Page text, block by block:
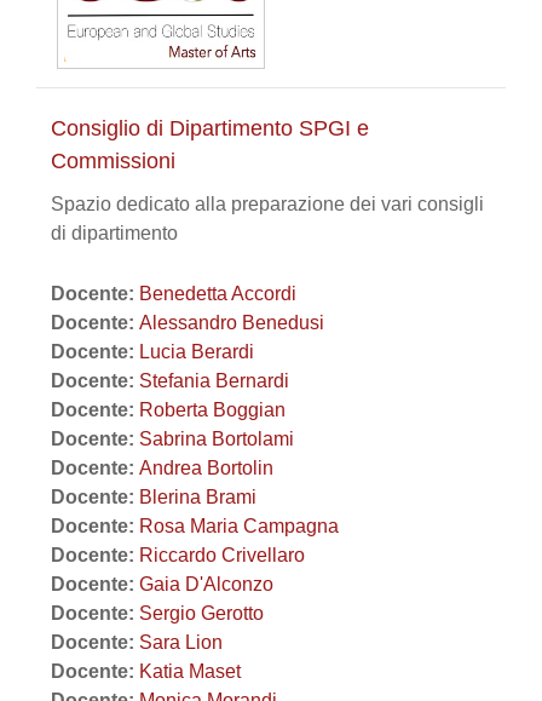
Consiglio di Dipartimento SPGI e
Commissioni
Spazio dedicato alla preparazione dei vari consigli
di dipartimento
Docente: Benedetta Accordi
Docente: Alessandro Benedusi
Docente: Lucia Berardi
Docente: Stefania Bernardi
Docente: Roberta Boggian
Docente: Sabrina Bortolami
Docente: Andrea Bortolin
Docente: Blerina Brami
Docente: Rosa Maria Campagna
Docente: Riccardo Crivellaro
Docente: Gaia D'Alconzo
Docente: Sergio Gerotto
Docente: Sara Lion
Docente: Katia Maset